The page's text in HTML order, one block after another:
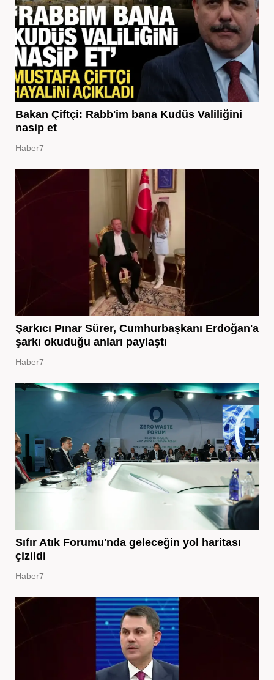
Bakan Çiftçi: Rabb'im bana Kudüs Valiliğini
nasip et
Haber7
Şarkıcı Pınar Sürer, Cumhurbaşkanı Erdoğan'a
şarkı okuduğu anları paylaştı
Haber7
Sıfır Atık Forumu'nda geleceğin yol haritası
çizildi
Haber7